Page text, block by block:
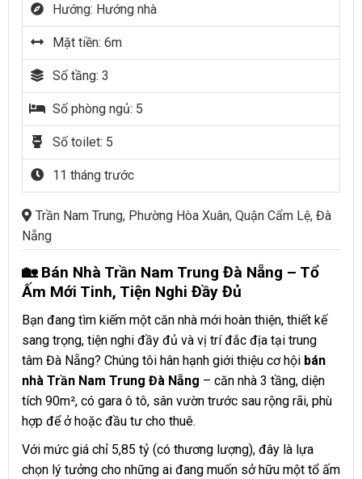
Hướng: Hướng nhà
Mặt tiền: 6m
Số tầng: 3
Số phòng ngủ: 5
Số toilet: 5
11 tháng trước
Trần Nam Trung, Phường Hòa Xuân, Quận Cẩm Lệ, Đà
Nẵng
🏡 Bán Nhà Trần Nam Trung Đà Nẵng – Tổ
Ấm Mới Tinh, Tiện Nghi Đầy Đủ
Bạn đang tìm kiếm một căn nhà mới hoàn thiện, thiết kế
sang trọng, tiện nghi đầy đủ và vị trí đắc địa tại trung
tâm Đà Nẵng? Chúng tôi hân hạnh giới thiệu cơ hội bán
nhà Trần Nam Trung Đà Nẵng – căn nhà 3 tầng, diện
tích 90m², có gara ô tô, sân vườn trước sau rộng rãi, phù
hợp để ở hoặc đầu tư cho thuê.
Với mức giá chỉ 5,85 tỷ (có thương lượng), đây là lựa
chọn lý tưởng cho những ai đang muốn sở hữu một tổ ấm